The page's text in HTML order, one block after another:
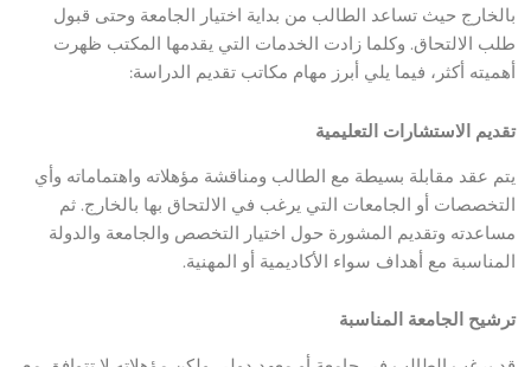
بالخارج حيث تساعد الطالب من بداية اختيار الجامعة وحتى قبول
طلب الالتحاق. وكلما زادت الخدمات التي يقدمها المكتب ظهرت
أهميته أكثر، فيما يلي أبرز مهام مكاتب تقديم الدراسة:
تقديم الاستشارات التعليمية
يتم عقد مقابلة بسيطة مع الطالب ومناقشة مؤهلاته واهتماماته وأي
التخصصات أو الجامعات التي يرغب في الالتحاق بها بالخارج. ثم
مساعدته وتقديم المشورة حول اختيار التخصص والجامعة والدولة
المناسبة مع أهداف سواء الأكاديمية أو المهنية.
ترشيح الجامعة المناسبة